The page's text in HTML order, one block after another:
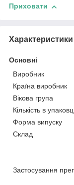
Приховати
Характеристики
Основні
Виробник
Країна виробник
Вікова група
Кількість в
Форма випуску
Склад
Застосування